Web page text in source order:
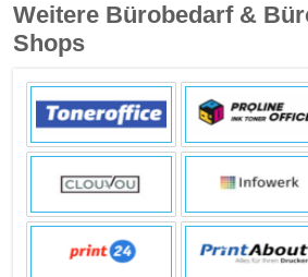
Weitere Bürobedarf &
Shops